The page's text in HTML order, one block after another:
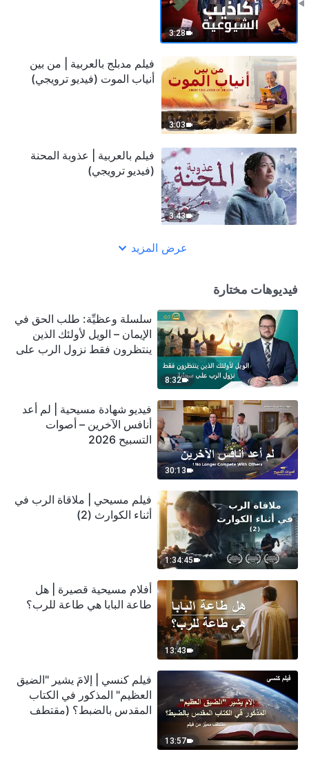
3:28
3:03
فيلم مدبلج بالعربية | من بين
أنياب الموت (فيديو ترويجي)
3:43
فيلم بالعربية | عذوبة المحنة
(فيديو ترويجي)
عرض المزيد
فيديوهات مختارة
8:32
سلسلة وعظيِّة: طلب الحق في
الإيمان – الويل لأولئك الذين
ينتظرون فقط نزول الرب على
30:13
فيديو شهادة مسيحية | لم أعد
أنافس الآخرين – أصوات
التسبيح 2026
1:34:45
فيلم مسيحي | ملاقاة الرب في
أثناء الكوارث (2)
13:43
أفلام مسيحية قصيرة | هل
طاعة البابا هي طاعة للرب؟
13:57
فيلم كنسي | إلامَ يشير "الضيق
العظيم" المذكور في الكتاب
المقدس بالضبط؟ (مقتطف